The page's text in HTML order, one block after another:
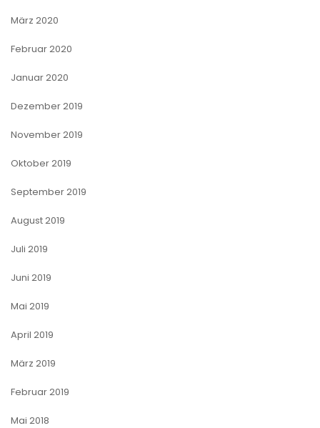
März 2020
Februar 2020
Januar 2020
Dezember 2019
November 2019
Oktober 2019
September 2019
August 2019
Juli 2019
Juni 2019
Mai 2019
April 2019
März 2019
Februar 2019
Mai 2018